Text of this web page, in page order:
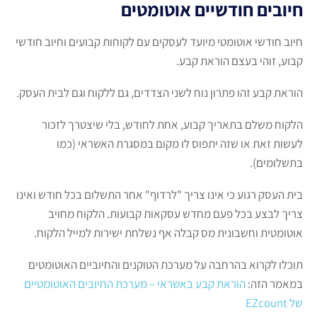
חיובים חודשיים אוטומטים
חיוב חודשי אוטומטי מיועד לעסקים עם לקוחות קבועים וחיוב חודשי
קבוע, זוהי בעצם הוראת קבע.
הוראת קבע זהו פתרון נוח לשני הצדדים, גם ללקוח וגם לבית העסק.
הלקוח משלם בתאריך קבוע, אחת לחודש, בלי שיצטרך לזכור
לעשות זאת או שזה יתפוס לו מקום במסגרת האשראי (כמו
בתשלומים).
בית העסק רגוע כי אינו צריך "לרדוף" אחר התשלום בכל חודש ואינו
צריך לבצע בכל פעם מחדש עסקאות קבועות. הלקוח מחויב
אוטומטית וחשבונית מס קבלה אף נשלחת ישירות למייל הלקוח.
תוכלו לקרוא בהרחבה על מערכת הטוקנים והחיוביים האוטומטים
במאמר הזה:הוראת קבע באשראי – מערכת החיובים האוטומטיים
של EZcount